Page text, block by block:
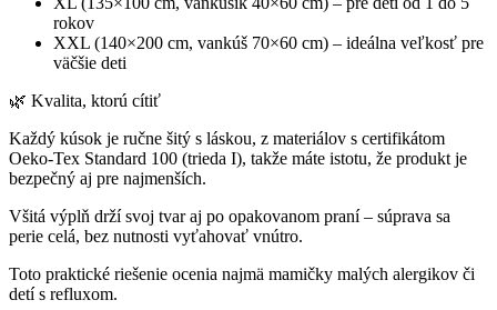
rokov
XXL (140×200 cm, vankúš 70×60 cm) – ideálna veľkosť pre
väčšie deti
🌿 Kvalita, ktorú cítiť
Každý kúsok je ručne šitý s láskou, z materiálov s certifikátom
Oeko-Tex Standard 100 (trieda I), takže máte istotu, že produkt je
bezpečný aj pre najmenších.
Všitá výplň drží svoj tvar aj po opakovanom praní – súprava sa
perie celá, bez nutnosti vyťahovať vnútro.
Toto praktické riešenie ocenia najmä mamičky malých alergikov či
detí s refluxom.